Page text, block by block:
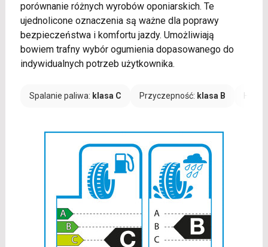
porównanie różnych wyrobów oponiarskich. Te
ujednolicone oznaczenia są ważne dla poprawy
bezpieczeństwa i komfortu jazdy. Umożliwiają
bowiem trafny wybór ogumienia dopasowanego do
indywidualnych potrzeb użytkownika.
Spalanie paliwa: klasa C Przyczepność: klasa B